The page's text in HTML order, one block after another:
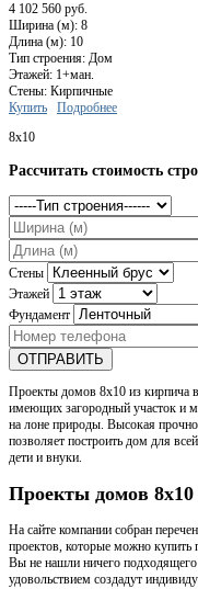
4 102 560 руб.
Ширина (м): 8
Длина (м): 10
Тип строения: Дом
Этажей: 1+ман.
Стены: Кирпичные
Купить
Подробнее
8x10
Рассчитать стоимость
Стены
Этажей
Фундамент
ОТПРАВИТЬ
Проекты домов 8х10 из кирпича
имеющих загородный участок и
на лоне природы. Высокая
позволяет построить дом для
дети и внуки.
Проекты домов 8х10
На сайте компании собран
проектов, которые можно
Вы не нашли ничего
удовольствием создадут